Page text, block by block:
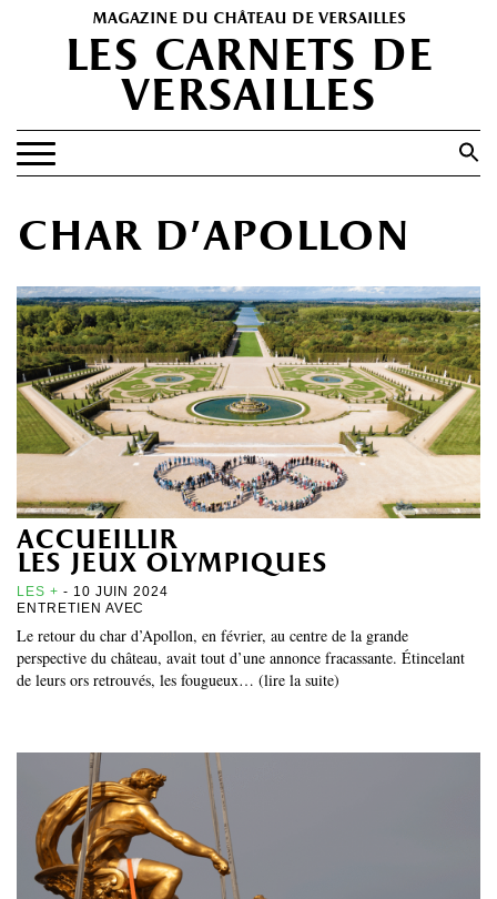
magazine du château de versailles
les carnets de
versailles
Search Button
PATRIMOINE
SPECTACLES
PORTFOLIOS
HISTOIRE(S)
LES +
ABONNEMENT GRATUIT AU MAGAZINE
char d’apollon
accueillir
les jeux olympiques
LES + - 10 JUIN 2024
ENTRETIEN AVEC
Le retour du char d’Apollon, en février, au centre de la grande
perspective du château, avait tout d’une annonce fracassante. Étincelant
de leurs ors retrouvés, les fougueux… (lire la suite)